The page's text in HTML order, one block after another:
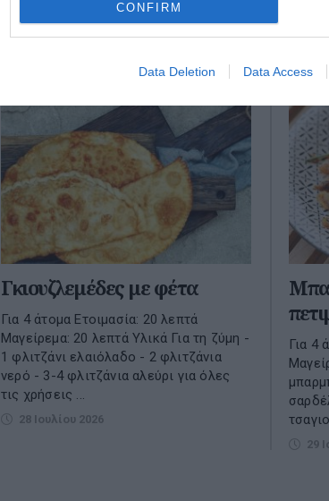
CONFIRM
Data Deletion Data Access
Γκιουζλεμέδες με φέτα
Για 4 άτομα Ετοιμασία: 20 λεπτά
Μαγείρεμα: 20 λεπτά Υλικά Για τη ζύμη -
1 φλιτζάνι ελαιόλαδο - 2 φλιτζάνια
νερό - 3-4 φλιτζάνια αλεύρι για όλες
τις χρήσεις ...
28 Ιουλίου 2026
Για 4
29